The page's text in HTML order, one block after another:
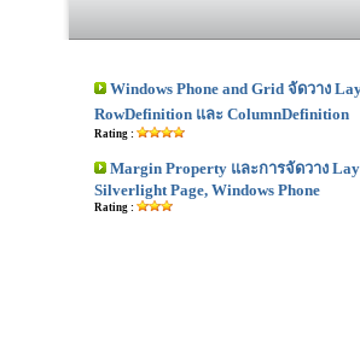
Windows Phone and Grid จัดวาง
RowDefinition และ ColumnDefinition
Rating :
Margin Property และการจัดวาง
Silverlight Page, Windows Phone
Rating :